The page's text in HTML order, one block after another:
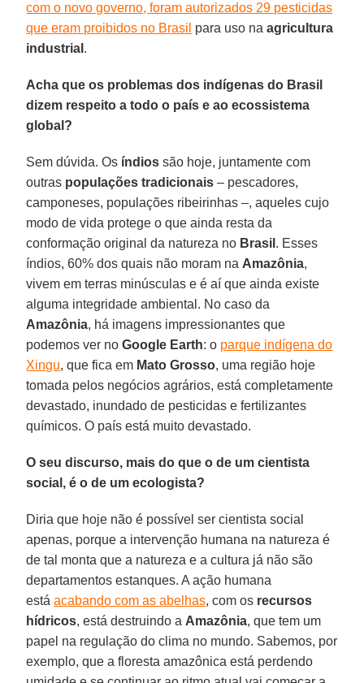
com o novo governo, foram autorizados 29 pesticidas
que eram proibidos no Brasil para uso na agricultura
industrial .
Acha que os problemas dos indígenas do Brasil
dizem respeito a todo o país e ao ecossistema
global?
Sem dúvida. Os índios são hoje, juntamente com
outras populações tradicionais – pescadores,
camponeses, populações ribeirinhas –, aqueles cujo
modo de vida protege o que ainda resta da
conformação original da natureza no Brasil . Esses
índios, 60% dos quais não moram na Amazônia,
vivem em terras minúsculas e é aí que ainda existe
alguma integridade ambiental. No caso da
Amazônia, há imagens impressionantes que
podemos ver noGoogle Earth: o parque indígena do
Xingu, que fica em Mato Grosso, uma região hoje
tomada pelos negócios agrários, está completamente
devastado, inundado de pesticidas e fertilizantes
químicos. O país está muito devastado.
O seu discurso, mais do que o de um cientista
social, é o de um ecologista?
Diria que hoje não é possível ser cientista social
apenas, porque a intervenção humana na natureza é
de tal monta que a natureza e a cultura já não são
departamentos estanques. A ação humana
estáacabando com as abelhas, com os recursos
hídricos, está destruindo a Amazônia, que tem um
papel na regulação do clima no mundo. Sabemos, por
exemplo, que a floresta amazônica está perdendo